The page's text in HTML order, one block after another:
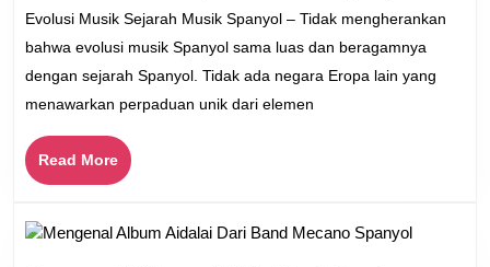
Musik
Musik
Evolusi Musik Sejarah Musik Spanyol – Tidak mengherankan
bahwa evolusi musik Spanyol sama luas dan beragamnya
dengan sejarah Spanyol. Tidak ada negara Eropa lain yang
menawarkan perpaduan unik dari elemen
Read MoreRead
More